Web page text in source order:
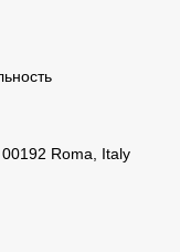
Roma, Italy